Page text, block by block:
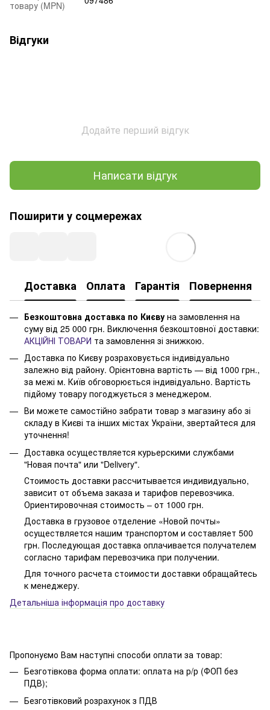
товару (MPN)
Відгуки
Додайте перший відгук
Написати відгук
Поширити у соцмережах
Доставка Оплата Гарантія Повернення
Безкоштовна доставка по Києву на замовлення на
суму від 25 000 грн. Виключення безкоштовної доставки:
АКЦІЙНІ ТОВАРИ та замовлення зі знижкою.
Доставка по Києву розраховується індивідуально
залежно від району. Орієнтовна вартість — від 1000 грн.,
за межі м. Київ обговорюється індивідуально. Вартість
підйому товару погоджується з менеджером.
Ви можете самостійно забрати товар з магазину або зі
складу в Києві та інших містах України, звертайтеся для
уточнення!
Доставка осуществляется курьерскими службами
"Новая почта" или "Delivery".
Стоимость доставки рассчитывается индивидуально,
зависит от объема заказа и тарифов перевозчика.
Ориентировочная стоимость – от 1000 грн.
Доставка в грузовое отделение «Новой почты»
осуществляется нашим транспортом и составляет 500
грн. Последующая доставка оплачивается получателем
согласно тарифам перевозчика при получении.
Для точного расчета стоимости доставки обращайтесь
к менеджеру.
Детальніша інформація про доставку
Пропонуємо Вам наступні способи оплати за товар:
Безготівкова форма оплати: оплата на р/р (ФОП без
ПДВ);
Безготівковий розрахунок з ПДВ